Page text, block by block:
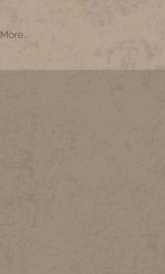
More...